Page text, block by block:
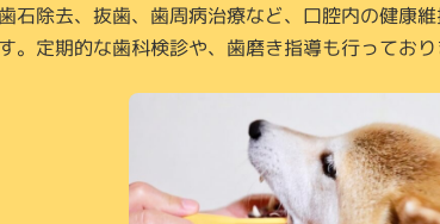
歯石除去、抜歯、歯周病治療など、口腔内の健康
す。定期的な歯科検診や、歯磨き指導も行っており